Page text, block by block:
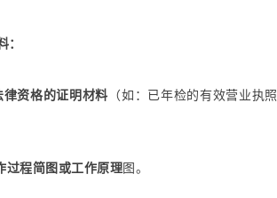
：
资格的证明材料 （如：已年检的有效营业执
过程简图或工作原理图。